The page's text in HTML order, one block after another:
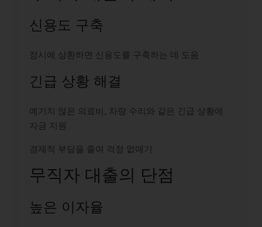
신용도 구축
정시에 상환하면 신용도를 구축하는 데 도움
긴급 상황 해결
예기치 않은 의료비, 차량 수리와 같은 긴급 상황에
자금 지원
경제적 부담을 줄여 걱정 없애기
무직자 대출의 단점
높은 이자율